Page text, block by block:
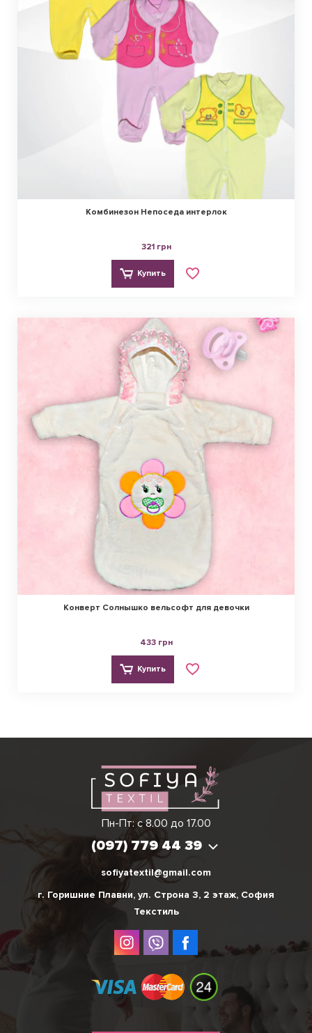
Комбинезон Непоседа интерлок
321 грн
Купить
Конверт Солнышко вельсофт для девочки
433 грн
Купить
Пн-Пт: с 8.00 до 17.00
(097) 779 44 39
Виктория
(097) 779 44 39
sofiyatextil@gmail.com
г. Горишние Плавни, ул. Строна 3, 2 этаж, София
Текстиль